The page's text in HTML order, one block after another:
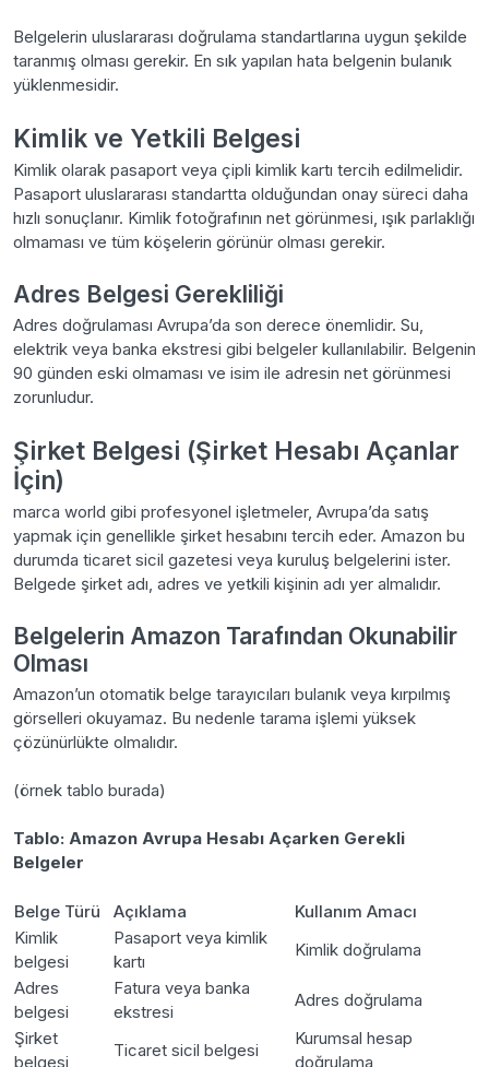
Belgelerin uluslararası doğrulama standartlarına uygun şekilde
taranmış olması gerekir. En sık yapılan hata belgenin bulanık
yüklenmesidir.
Kimlik ve Yetkili Belgesi
Kimlik olarak pasaport veya çipli kimlik kartı tercih edilmelidir.
Pasaport uluslararası standartta olduğundan onay süreci daha
hızlı sonuçlanır. Kimlik fotoğrafının net görünmesi, ışık parlaklığı
olmaması ve tüm köşelerin görünür olması gerekir.
Adres Belgesi Gerekliliği
Adres doğrulaması Avrupa’da son derece önemlidir. Su,
elektrik veya banka ekstresi gibi belgeler kullanılabilir. Belgenin
90 günden eski olmaması ve isim ile adresin net görünmesi
zorunludur.
Şirket Belgesi (Şirket Hesabı Açanlar
İçin)
marca world gibi profesyonel işletmeler, Avrupa’da satış
yapmak için genellikle şirket hesabını tercih eder. Amazon bu
durumda ticaret sicil gazetesi veya kuruluş belgelerini ister.
Belgede şirket adı, adres ve yetkili kişinin adı yer almalıdır.
Belgelerin Amazon Tarafından Okunabilir
Olması
Amazon’un otomatik belge tarayıcıları bulanık veya kırpılmış
görselleri okuyamaz. Bu nedenle tarama işlemi yüksek
çözünürlükte olmalıdır.
(örnek tablo burada)
Tablo: Amazon Avrupa Hesabı Açarken Gerekli
Belgeler
Belge Türü Açıklama
Kullanım Amacı
Kimlik
belgesi
Pasaport veya kimlik
kartı
Kimlik doğrulama
Adres
belgesi
Fatura veya banka
ekstresi
Adres doğrulama
Şirket
belgesi
Ticaret sicil belgesi
Kurumsal hesap
doğrulama